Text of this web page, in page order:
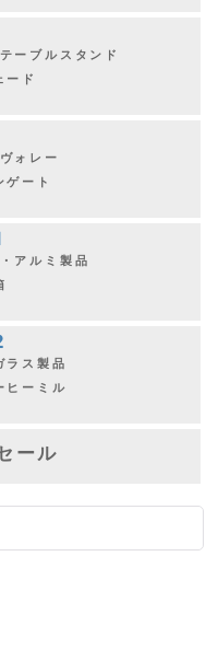
ーブルスタンド
ード
ォレー
ゲート
アルミ製品
ラス製品
ヒーミル
ール